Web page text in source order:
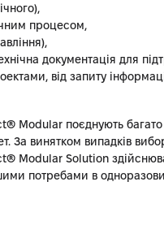
процесом,
документація для
від запиту
Modular поєднують
За винятком випадків
Modular Solution
потребами в